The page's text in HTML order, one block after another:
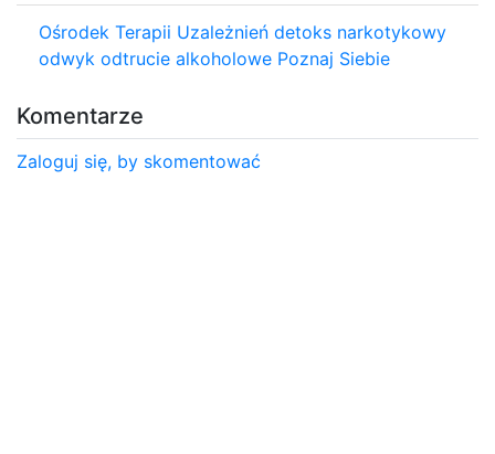
Ośrodek Terapii Uzależnień detoks narkotykowy
odwyk odtrucie alkoholowe Poznaj Siebie
Komentarze
Zaloguj się, by skomentować